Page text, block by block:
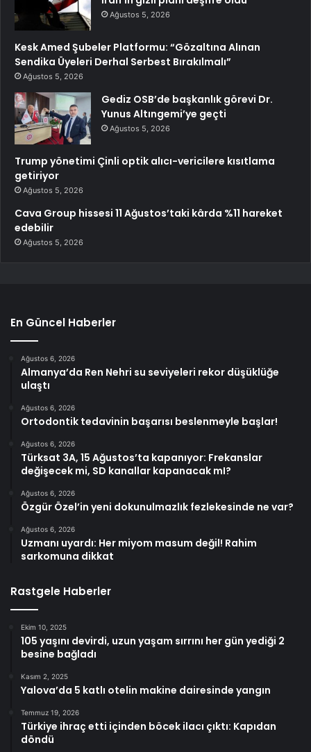
Ağustos 5, 2026
Kesk Amed Şubeler Platformu: “Gözaltına Alınan
Sendika Üyeleri Derhal Serbest Bırakılmalı”
Ağustos 5, 2026
Gediz OSB’de başkanlık görevi Dr.
Yunus Altıngemi’ye geçti
Ağustos 5, 2026
Trump yönetimi Çinli optik alıcı-vericilere kısıtlama
getiriyor
Ağustos 5, 2026
Cava Group hissesi 11 Ağustos’taki kârda %11 hareket
edebilir
Ağustos 5, 2026
En Güncel Haberler
Ağustos 6, 2026
Almanya’da Ren Nehri su seviyeleri rekor düşüklüğe
ulaştı
Ağustos 6, 2026
Ortodontik tedavinin başarısı beslenmeyle başlar!
Ağustos 6, 2026
Türksat 3A, 15 Ağustos’ta kapanıyor: Frekanslar
değişecek mi, SD kanallar kapanacak mI?
Ağustos 6, 2026
Özgür Özel’in yeni dokunulmazlık fezlekesinde ne var?
Ağustos 6, 2026
Uzmanı uyardı: Her miyom masum değil! Rahim
sarkomuna dikkat
Rastgele Haberler
Ekim 10, 2025
105 yaşını devirdi, uzun yaşam sırrını her gün yediği 2
besine bağladı
Kasım 2, 2025
Yalova’da 5 katlı otelin makine dairesinde yangın
Temmuz 19, 2026
Türkiye ihraç etti içinden böcek ilacı çıktı: Kapıdan
döndü